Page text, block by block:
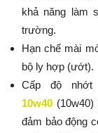
khả năng làm
trường.
Hạn chế mài
bộ ly hợp (ướt).
Cấp độ
10w40
đảm bảo động